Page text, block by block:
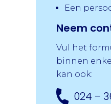
Een
Neem
Vul het
binnen
kan ook:
024 –